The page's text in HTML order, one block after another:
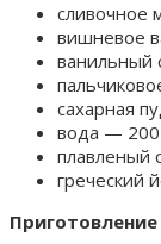
сливочное
вишневое
ванильный
сахарная
вода — 200
плавленый
греческий